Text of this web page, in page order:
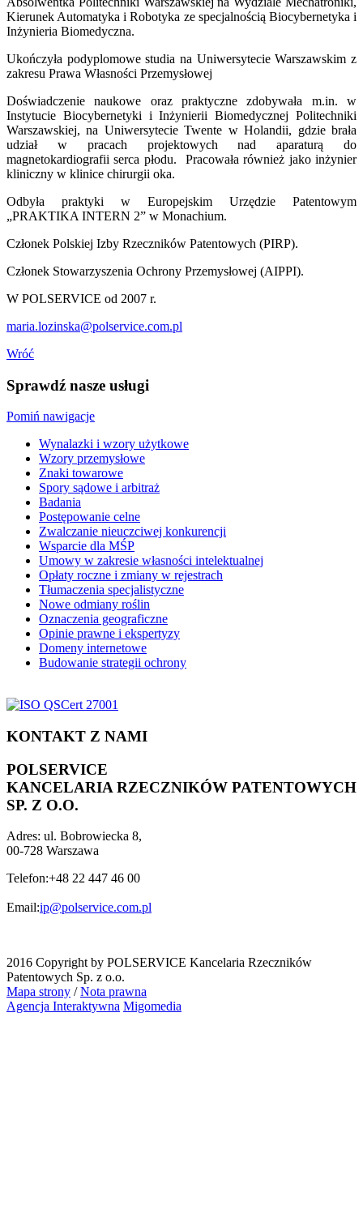
Kierunek Automatyka i Robotyka ze specjalnością Biocybernetyka i
Inżynieria Biomedyczna.
Ukończyła podyplomowe studia na Uniwersytecie Warszawskim z
zakresu Prawa Własności Przemysłowej
Doświadczenie naukowe oraz praktyczne zdobywała m.in. w
Instytucie Biocybernetyki i Inżynierii Biomedycznej Politechniki
Warszawskiej, na Uniwersytecie Twente w Holandii, gdzie brała
udział w pracach projektowych nad aparaturą do
magnetokardiografii serca płodu. Pracowała również jako inżynier
kliniczny w klinice chirurgii oka.
Odbyła praktyki w Europejskim Urzędzie Patentowym
„PRAKTIKA INTERN 2” w Monachium.
Członek Polskiej Izby Rzeczników Patentowych (PIRP).
Członek Stowarzyszenia Ochrony Przemysłowej (AIPPI).
W POLSERVICE od 2007 r.
maria.lozinska@polservice.com.pl
Wróć
Sprawdź nasze usługi
Pomiń nawigacje
Wynalazki i wzory użytkowe
Wzory przemysłowe
Znaki towarowe
Spory sądowe i arbitraż
Badania
Postępowanie celne
Zwalczanie nieuczciwej konkurencji
Wsparcie dla MŚP
Umowy w zakresie własności intelektualnej
Opłaty roczne i zmiany w rejestrach
Tłumaczenia specjalistyczne
Nowe odmiany roślin
Oznaczenia geograficzne
Opinie prawne i ekspertyzy
Domeny internetowe
Budowanie strategii ochrony
KONTAKT Z NAMI
POLSERVICE
KANCELARIA RZECZNIKÓW PATENTOWYCH
SP. Z O.O.
Adres: ul. Bobrowiecka 8,
00-728 Warszawa
Telefon:+48 22 447 46 00
Email:ip@polservice.com.pl
2016 Copyright by POLSERVICE Kancelaria Rzeczników
Patentowych Sp. z o.o.
Mapa strony /Nota prawna
Agencja Interaktywna Migomedia